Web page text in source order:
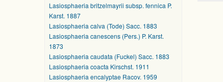
Lasiosphaeria britzelmayrii subsp. fennica P.
Karst. 1887
Lasiosphaeria calva (Tode) Sacc. 1883
Lasiosphaeria canescens (Pers.) P. Karst.
1873
Lasiosphaeria caudata (Fuckel) Sacc. 1883
Lasiosphaeria coacta Kirschst. 1911
Lasiosphaeria encalyptae Racov. 1959